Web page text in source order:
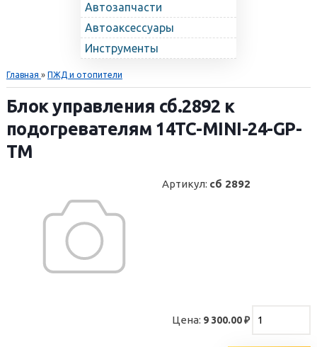
Автозапчасти
Автоаксессуары
Инструменты
Главная » ПЖД и отопители
Блок управления сб.2892 к
подогревателям 14TC-MINI-24-GP-
TM
Цена: 9 300.00 ₽
Артикул: сб 2892